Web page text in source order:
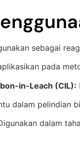
sebagai
pada
in-Leach (CIL):
dalam pelindian
dalam